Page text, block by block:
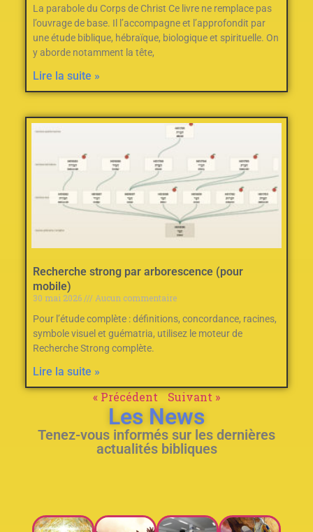
La parabole du Corps de Christ Ce livre ne remplace pas
l’ouvrage de base. Il l’accompagne et l’approfondit par
une étude biblique, hébraïque, biologique et spirituelle. On
y aborde notamment la tête,
Lire la suite »
Recherche strong par arborescence (pour
mobile)
30 mai 2026
Aucun commentaire
Pour l’étude complète : définitions, concordance, racines,
symbole visuel et guématria, utilisez le moteur de
Recherche Strong complète.
Lire la suite »
« Précédent Suivant »
Les News
Tenez-vous informés sur les dernières
actualités bibliques